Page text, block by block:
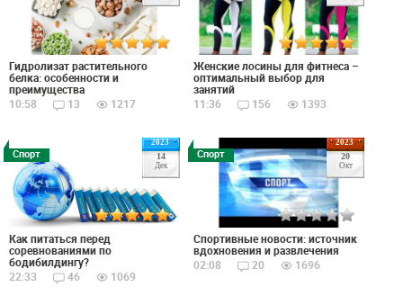
Гидролизат растительного
белка: особенности и
преимущества
10:58
13 1217
Женские лосины для фитнеса –
оптимальный выбор для
занятий
11:36
156 1393
2023
14
Дек
Спорт
Как питаться перед
соревнованиями по
бодибилдингу?
22:33
46 1069
2023
20
Окт
Спорт
Спортивные новости: источник
вдохновения и развлечения
02:08
20 1696